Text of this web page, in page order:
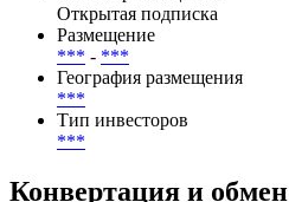
Открытая подписка
Размещение
*** - ***
География размещения
***
Тип инвесторов
***
Конвертация и обмен